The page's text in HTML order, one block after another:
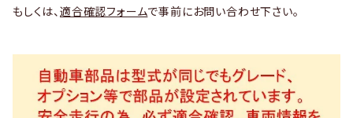
もしくは、 適合確認フォームで事前にお問い合わせ下さい。